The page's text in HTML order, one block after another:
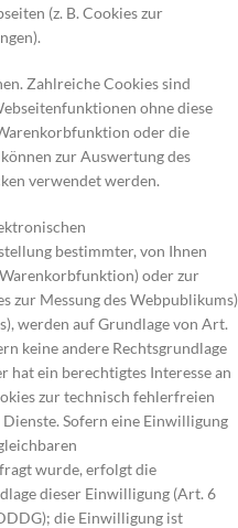
(z. B. Cookies zur
Zahlreiche Cookies sind
ohne diese
oder die
zur Auswertung des
verwendet werden.
bestimmter, von Ihnen
oder zur
zur Messung des Webpublikums)
werden auf Grundlage von Art.
keine andere Rechtsgrundlage
hat ein berechtigtes Interesse an
zur technisch fehlerfreien
Sofern eine Einwilligung
wurde, erfolgt die
dieser Einwilligung (Art. 6
die Einwilligung ist